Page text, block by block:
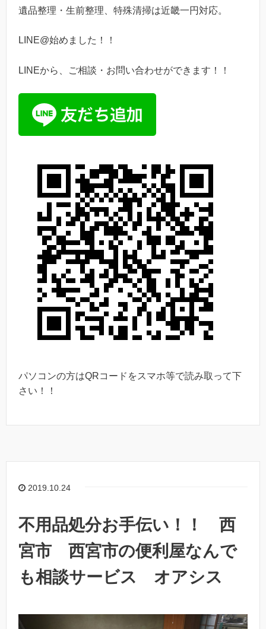
遺品整理・生前整理、特殊清掃は近畿一円対応。
LINE@始めました！！
LINEから、ご相談・お問い合わせができます！！
パソコンの方はQRコードをスマホ等で読み取って下
さい！！
2019.10.24
不用品処分お手伝い！！ 西
宮市 西宮市の便利屋なんで
も相談サービス オアシス